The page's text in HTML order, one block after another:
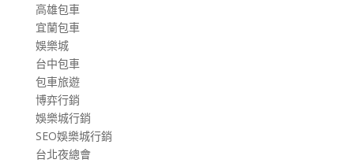
高雄包車
宜蘭包車
娛樂城
台中包車
包車旅遊
博弈行銷
娛樂城行銷
SEO娛樂城行銷
台北夜總會